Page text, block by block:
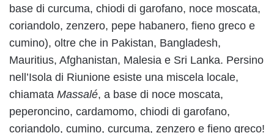
base di curcuma, chiodi di garofano, noce moscata,
coriandolo, zenzero, pepe habanero, fieno greco e
cumino), oltre che in Pakistan, Bangladesh,
Mauritius, Afghanistan, Malesia e Sri Lanka. Persino
nell’Isola di Riunione esiste una miscela locale,
chiamata Massalé, a base di noce moscata,
peperoncino, cardamomo, chiodi di garofano,
coriandolo, cumino, curcuma, zenzero e fieno greco!